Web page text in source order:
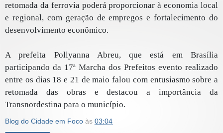
retomada da ferrovia poderá proporcionar à economia local
e regional, com geração de empregos e fortalecimento do
desenvolvimento econômico.
A prefeita Pollyanna Abreu, que está em Brasília
participando da 17ª Marcha dos Prefeitos evento realizado
entre os dias 18 e 21 de maio falou com entusiasmo sobre a
retomada das obras e destacou a importância da
Transnordestina para o município.
Blog do Cidade em Foco às 03:04